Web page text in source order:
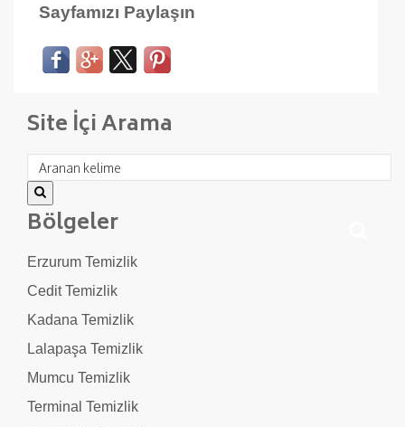
Sayfamızı Paylaşın
Site İçi Arama
Bölgeler
Erzurum Temizlik
Cedit Temizlik
Kadana Temizlik
Lalapaşa Temizlik
Mumcu Temizlik
Terminal Temizlik